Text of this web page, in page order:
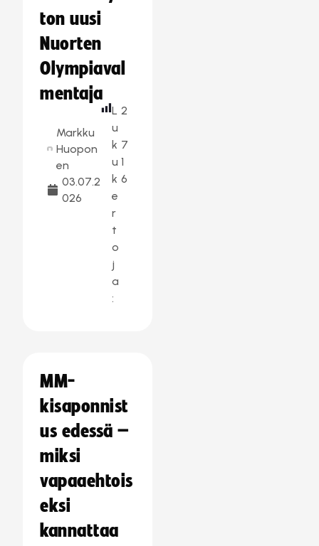
ton uusi
Nuorten
Olympiaval
mentaja
Markku
Huopon
en
03.07.2
026
L
u
k
u
k
e
r
t
o
j
a
:
2
7
1
6
MM-
kisaponnist
us edessä –
miksi
vapaaehtois
eksi
kannattaa